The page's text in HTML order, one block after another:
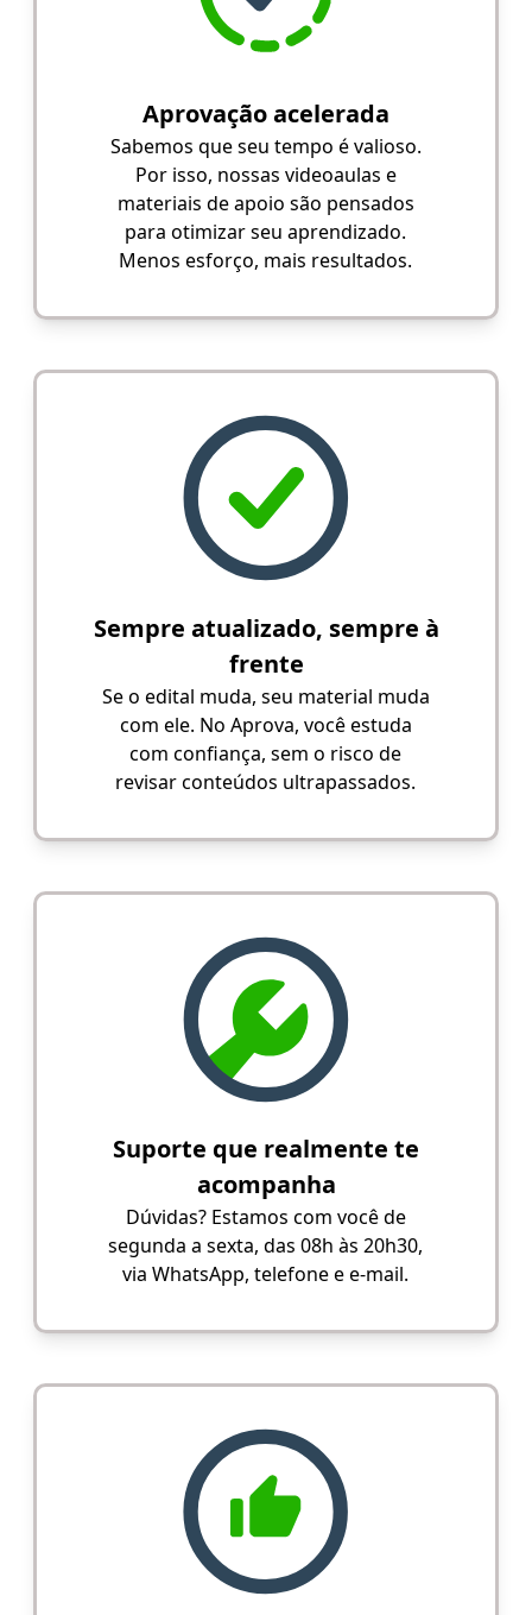
Aprovação acelerada
Sabemos que seu tempo é valioso.
Por isso, nossas videoaulas e
materiais de apoio são pensados
para otimizar seu aprendizado.
Menos esforço, mais resultados.
Sempre atualizado, sempre à
frente
Se o edital muda, seu material muda
com ele. No Aprova, você estuda
com confiança, sem o risco de
revisar conteúdos ultrapassados.
Suporte que realmente te
acompanha
Dúvidas? Estamos com você de
segunda a sexta, das 08h às 20h30,
via WhatsApp, telefone e e-mail.